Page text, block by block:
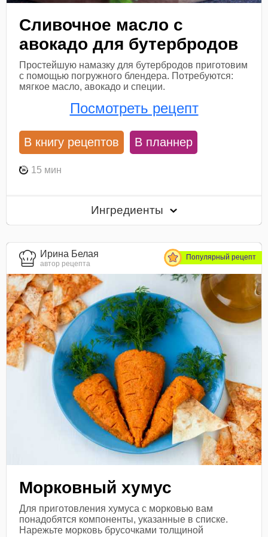
Сливочное масло с
авокадо для бутербродов
Простейшую намазку для бутербродов приготовим
с помощью погружного блендера. Потребуются:
мягкое масло, авокадо и специи.
Посмотреть рецепт
В книгу рецептов В планнер
15 мин
Ингредиенты
Ирина Белая
автор рецепта
Популярный рецепт
Морковный хумус
Для приготовления хумуса с морковью вам
понадобятся компоненты, указанные в списке.
Нарежьте морковь брусочками толщиной